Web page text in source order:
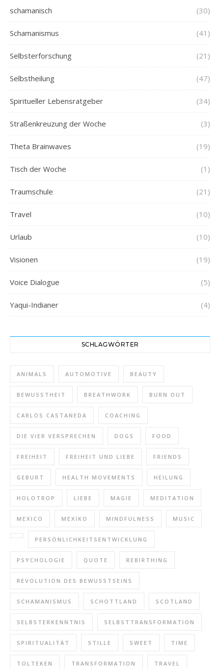
schamanisch (30)
Schamanismus (41)
Selbsterforschung (21)
Selbstheilung (47)
Spiritueller Lebensratgeber (34)
Straßenkreuzung der Woche (3)
Theta Brainwaves (19)
Tisch der Woche (1)
Traumschule (21)
Travel (10)
Urlaub (10)
Visionen (19)
Voice Dialogue (5)
Yaqui-Indianer (4)
SCHLAGWÖRTER
ANIMALS AUTOMOTIVE BEAUTY
BEWUSSTHEIT BREATHWORK BURN OUT
CARLOS CASTANEDA COACHING
DIE VIER VERSPRECHEN DOGS FOOD
FREIHEIT FREIHEIT UND LIEBE FRIENDS
GEBURT HEALTH MOVEMENTS HEILUNG
HOLOTROP LIEBE MAGIE MEDITATION
MEXICO MEXIKO MINDFULNESS MUSIC
PERSÖNLICHKEITSENTWICKLUNG
PSYCHOLOGIE QUOTE REBIRTHING
REVOLUTION DES BEWUSSTSEINS
SCHAMANISMUS SCHOTTLAND SCOTLAND
SELBSTERKENNTNIS SELBSTTRANSFORMATION
SPIRITUALITÄT STILLE SWEET TIME
TOLTEKEN TRANSFORMATION TRAVEL